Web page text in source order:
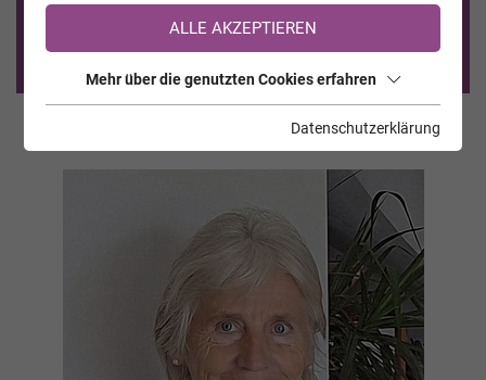
Sie sind noch nicht auf TrauerHilfe.it registriert?
>> zur kostenlosen Registrierung <<
ALLE AKZEPTIEREN
Mehr über die genutzten Cookies erfahren
Datenschutzerklärung